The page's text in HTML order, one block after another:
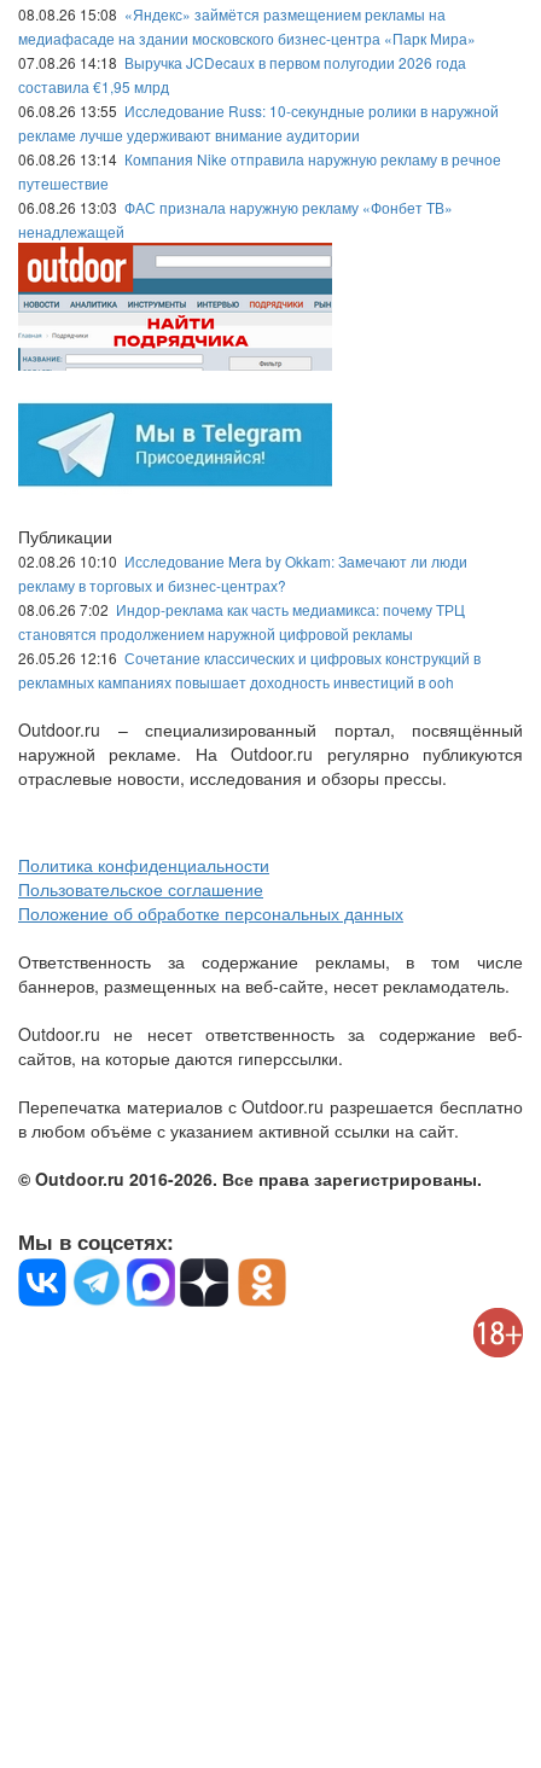
08.08.26 15:08 «Яндекс» займётся размещением рекламы на
медиафасаде на здании московского бизнес-центра «Парк Мира»
07.08.26 14:18 Выручка JCDecaux в первом полугодии 2026 года
составила €1,95 млрд
06.08.26 13:55 Исследование Russ: 10-секундные ролики в наружной
рекламе лучше удерживают внимание аудитории
06.08.26 13:14 Компания Nike отправила наружную рекламу в речное
путешествие
06.08.26 13:03 ФАС признала наружную рекламу «Фонбет ТВ»
ненадлежащей
Публикации
02.08.26 10:10 Исследование Mera by Okkam: Замечают ли люди
рекламу в торговых и бизнес-центрах?
08.06.26 7:02 Индор-реклама как часть медиамикса: почему ТРЦ
становятся продолжением наружной цифровой рекламы
26.05.26 12:16 Сочетание классических и цифровых конструкций в
рекламных кампаниях повышает доходность инвестиций в ooh
Outdoor.ru – специализированный портал, посвящённый
наружной рекламе. На Outdoor.ru регулярно публикуются
отраслевые новости, исследования и обзоры прессы.
Политика конфиденциальности
Пользовательское соглашение
Положение об обработке персональных данных
Ответственность за содержание рекламы, в том числе
баннеров, размещенных на веб-сайте, несет рекламодатель.
Outdoor.ru не несет ответственность за содержание веб-
сайтов, на которые даются гиперссылки.
Перепечатка материалов с Outdoor.ru разрешается бесплатно
в любом объёме с указанием активной ссылки на сайт.
© Outdoor.ru 2016-2026. Все права зарегистрированы.
Мы в соцсетях: